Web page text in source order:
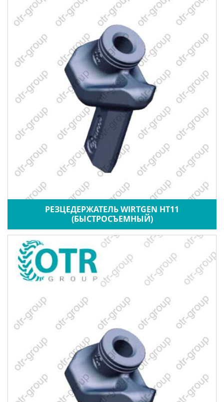
РЕЗЦЕДЕРЖАТЕЛЬ WIRTGEN HT11
(БЫСТРОСЪЕМНЫЙ)